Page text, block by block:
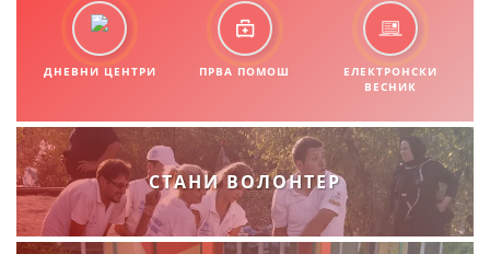
ДНЕВНИ ЦЕНТРИ ПРВА ПОМОШ
ЕЛЕКТРОНСКИ
ВЕСНИК
СТАНИ ВОЛОНТЕР